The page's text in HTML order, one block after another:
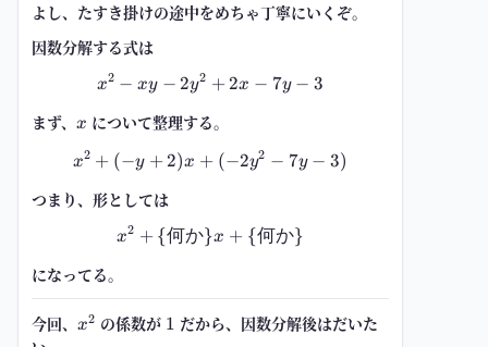
よし、たすき掛けの途中をめちゃ丁寧にいくぞ。
因数分解する式は
x^2-xy-2y^2+2x-7y-3
x2 − xy − 2y2 +2x − 7y − 3
まず、 x
x について整理する。
x^2+(-y+2)x+(-2y^2-7y-3)
x2 + (−y +2)x + (−2y2 − 7y − 3)
つまり、形としては
x^2+\{\text{何か
x2 + {何か}x + {何か}
になってる。
今回、 x^2
x2 の係数が 1
1 だから、因数分解後はだいた